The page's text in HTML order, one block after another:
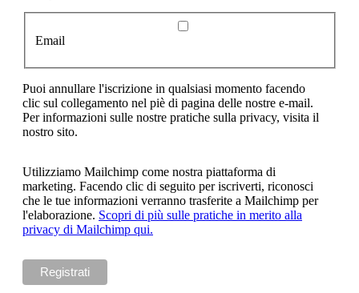
Email
Puoi annullare l'iscrizione in qualsiasi momento facendo
clic sul collegamento nel piè di pagina delle nostre e-mail.
Per informazioni sulle nostre pratiche sulla privacy, visita il
nostro sito.
Utilizziamo Mailchimp come nostra piattaforma di
marketing. Facendo clic di seguito per iscriverti, riconosci
che le tue informazioni verranno trasferite a Mailchimp per
l'elaborazione. Scopri di più sulle pratiche in merito alla
privacy di Mailchimp qui.